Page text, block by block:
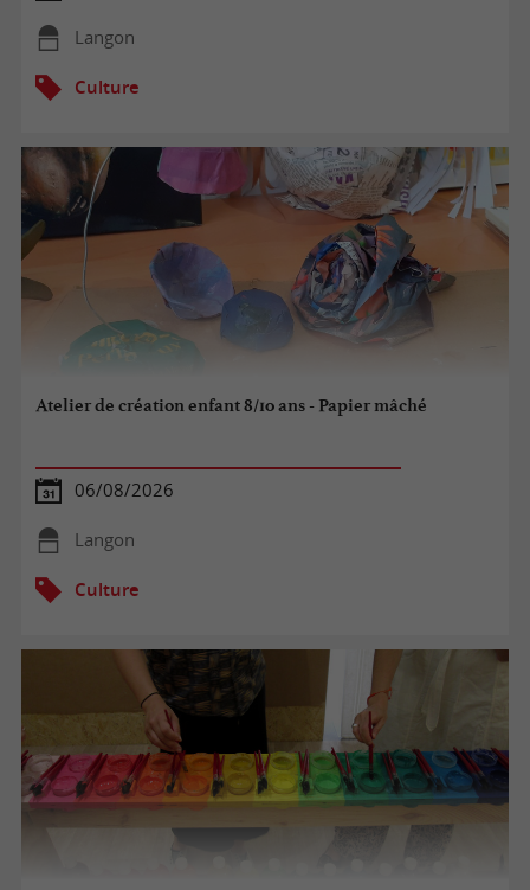
Langon
Culture
Atelier de création enfant 8/10 ans - Papier mâché
06/08/2026
Langon
Culture